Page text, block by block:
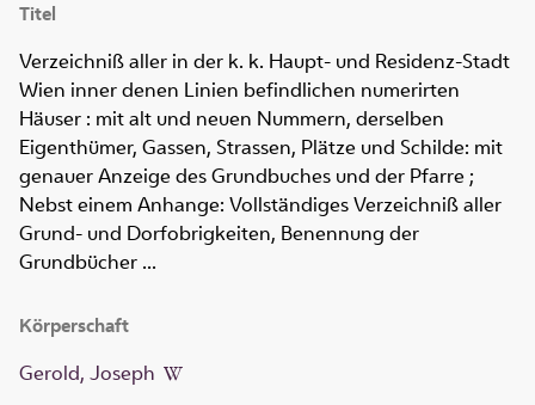
Titel
Verzeichniß aller in der k. k. Haupt- und Residenz-Stadt
Wien inner denen Linien befindlichen numerirten
Häuser : mit alt und neuen Nummern, derselben
Eigenthümer, Gassen, Strassen, Plätze und Schilde: mit
genauer Anzeige des Grundbuches und der Pfarre ;
Nebst einem Anhange: Vollständiges Verzeichniß aller
Grund- und Dorfobrigkeiten, Benennung der
Grundbücher ...
Körperschaft
Gerold, Joseph